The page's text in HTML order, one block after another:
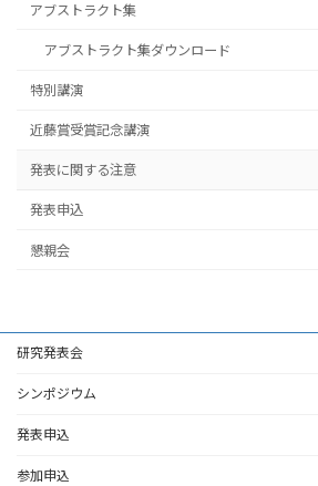
アブストラクト集
アブストラクト集ダウンロード
特別講演
近藤賞受賞記念講演
発表に関する注意
発表申込
懇親会
研究発表会
シンポジウム
発表申込
参加申込